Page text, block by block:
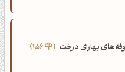
بهاری درخت